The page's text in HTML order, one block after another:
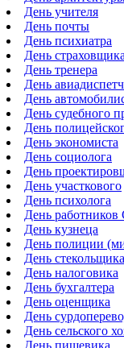
День учителя
День почты
День психиатра
День страховщика
День тренера
День
День
День судебного
День
День экономиста
День социолога
День
День участкового
День психолога
День работников
День кузнеца
День полиции
День стекольщика
День налоговика
День бухгалтера
День оценщика
День
День сельского
День пищевика